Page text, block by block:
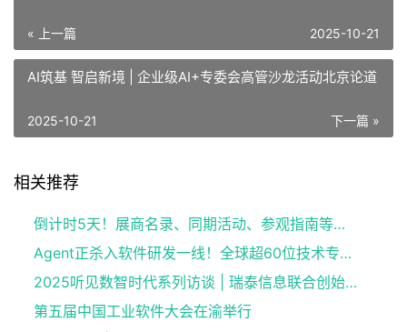
« 上一篇 2025-10-21
AI筑基 智启新境 | 企业级AI+专委会高管沙龙活动北京论道
下一篇 »
2025-10-21
相关推荐
倒计时5天！展商名录、同期活动、参观指南等提前看，8.12-14上海见
Agent正杀入软件研发一线！全球超60位技术专家拆解AI落地困局，2026奇点智能技术大会收官
2025听见数智时代系列访谈 | 瑞泰信息联合创始人/CEO孙海东：科技赋能增长，数字化引领企业破局新征程
第五届中国工业软件大会在渝举行